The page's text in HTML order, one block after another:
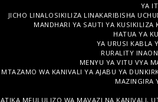
YA
JICHO LINALOSIKILIZA LINAKARIBISHA
MANDHARI YA SAUTI YA KUSIKILIZA
HATUA YA
YA URUSI KABLA
RURALITY
MENYU YA VITU VYA
MTAZAMO WA KANIVALI YA AJABU YA
MAZINGIRA
MFULULIZO WA MAVAZI NA KANIVALI,